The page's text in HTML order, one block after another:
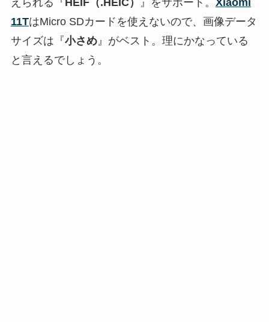
えられる『HEIF（.HEIC） 』をサポート。 Xiaomi
11TはMicro SDカードを使えないので、画像データ
サイズは『小さめ』がベスト。理にかなっている
と言えるでしょう。